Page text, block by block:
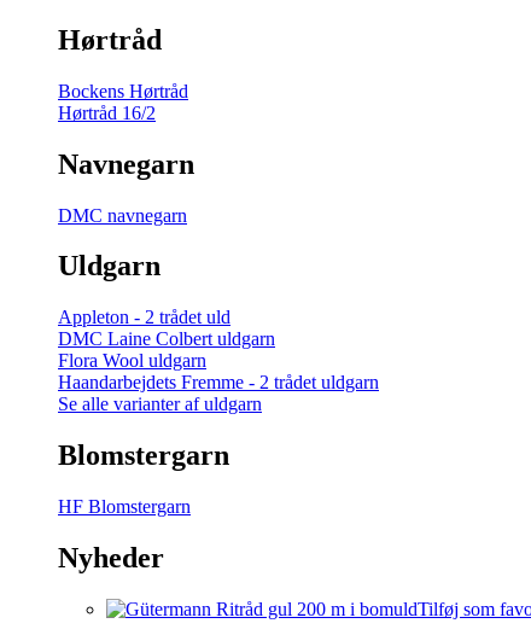
Hørtråd
Bockens Hørtråd
Hørtråd 16/2
Navnegarn
DMC navnegarn
Uldgarn
Appleton - 2 trådet uld
DMC Laine Colbert uldgarn
Flora Wool uldgarn
Haandarbejdets Fremme - 2 trådet uldgarn
Se alle varianter af uldgarn
Blomstergarn
HF Blomstergarn
Nyheder
Tilføj som